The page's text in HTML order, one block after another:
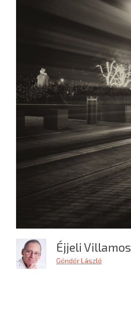
Éjjeli Villamos
Göndör László